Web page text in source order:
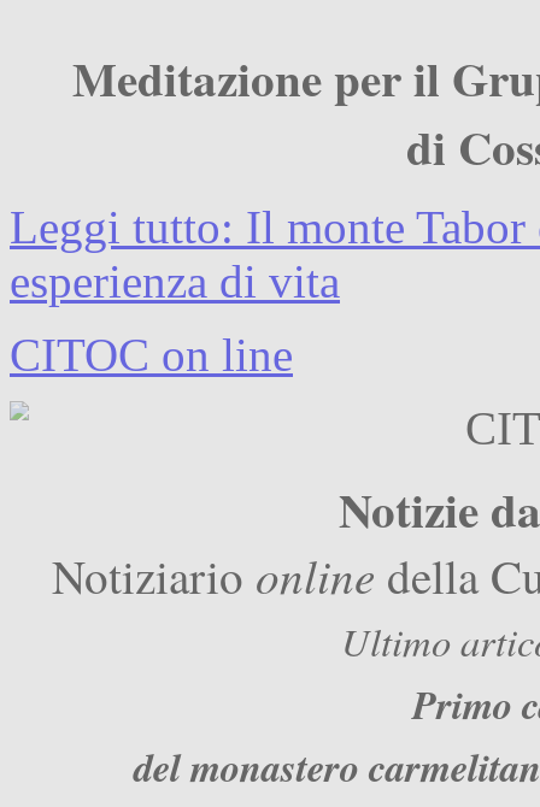
Meditazione per il
di
Leggi tutto: Il monte
esperienza di vita
CITOC on line
Notizie
Notiziario online della
Ultimo
Primo
del monastero